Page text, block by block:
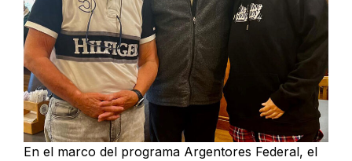
En el marco del programa Argentores Federal, el